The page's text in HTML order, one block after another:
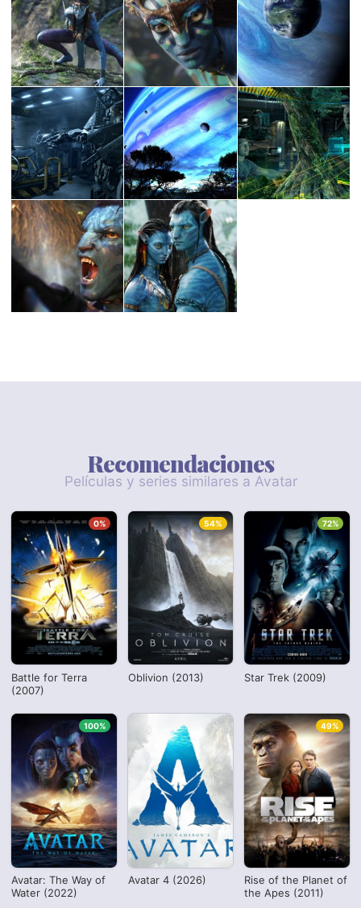
Recomendaciones
Películas y series similares a Avatar
Battle for Terra
(2007)
0%
Oblivion (2013)
54%
Star Trek (2009)
72%
Avatar: The Way of
Water (2022)
100%
Avatar 4 (2026)
Rise of the Planet of
the Apes (2011)
49%